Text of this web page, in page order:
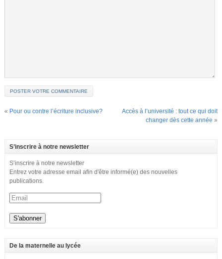
« Pour ou contre l’écriture inclusive?
Accès à l’université : tout ce qui doit
changer dès cette année »
S’inscrire à notre newsletter
S’inscrire à notre newsletter
Entrez votre adresse email afin d'être informé(e) des nouvelles
publications.
De la maternelle au lycée